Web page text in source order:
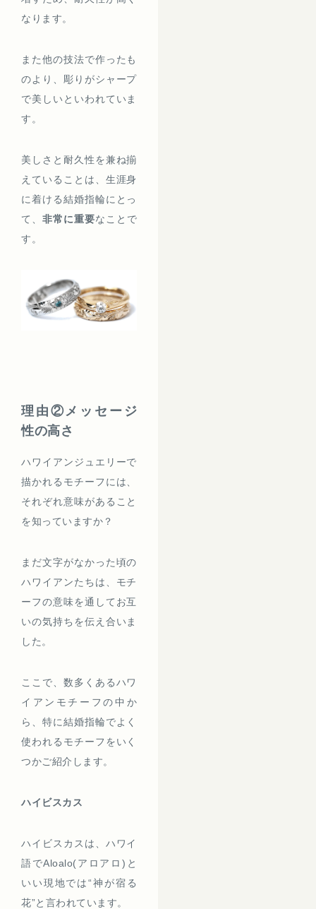
なります。
また他の技法で作ったも
のより、彫りがシャープ
で美しいといわれていま
す。
美しさと耐久性を兼ね揃
えていることは、生涯身
に着ける結婚指輪にとっ
て、 非常に重要なことで
す。
理由②メッセージ
性の高さ
ハワイアンジュエリーで
描かれるモチーフには、
それぞれ意味があること
を知っていますか？
まだ文字がなかった頃の
ハワイアンたちは、モチ
ーフの意味を通してお互
いの気持ちを伝え合いま
した。
ここで、数多くあるハワ
イアンモチーフの中か
ら、特に結婚指輪でよく
使われるモチーフをいく
つかご紹介します。
ハイビスカス
ハイビスカスは、ハワイ
語でAloalo(アロアロ)と
いい現地では“神が宿る
花”と言われています。